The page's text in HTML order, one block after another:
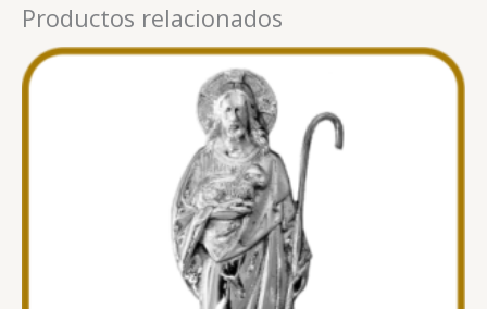
Productos relacionados